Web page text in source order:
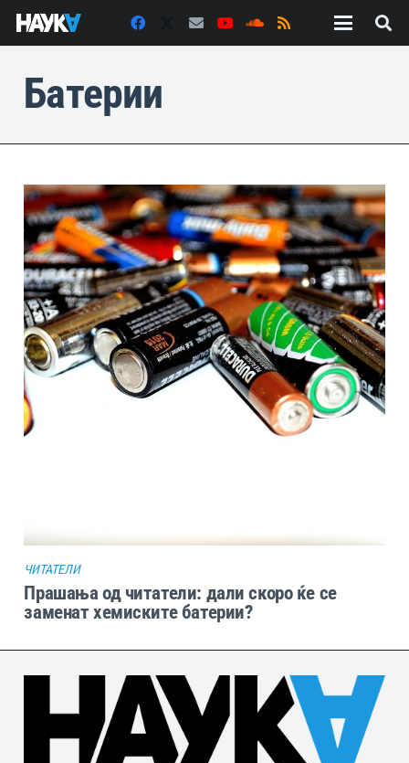
Батерии
ЧИТАТЕЛИ
Прашања од читатели: дали скоро ќе се
заменат хемиските батерии?